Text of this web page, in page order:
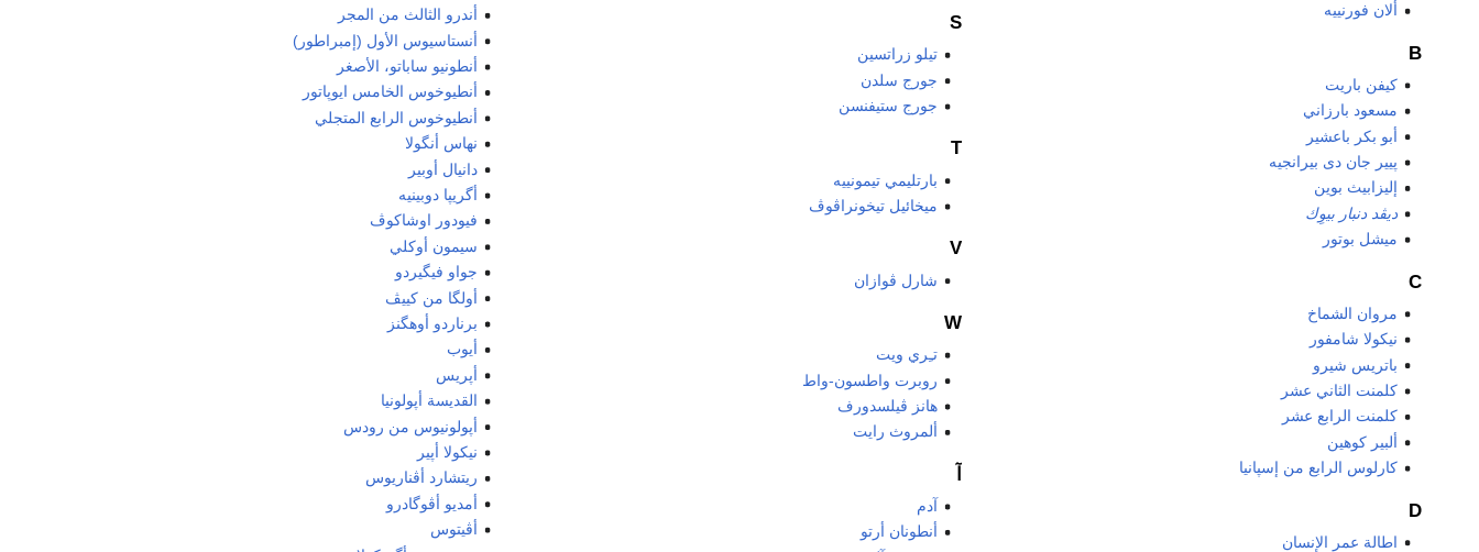
ألان فورنييه
B
كيفن باريت
مسعود بارزاني
أبو بكر باعشير
پيير جان دى بيرانجيه
إليزابيث بوين
ديڤد دنبار بيوِك
ميشل بوتور
C
مروان الشماخ
نيكولا شامفور
باتريس شيرو
كلمنت الثاني عشر
كلمنت الرابع عشر
ألبير كوهين
كارلوس الرابع من إسپانيا
D
اطالة عمر الإنسان
S
تيلو زراتسين
جورج سلدن
جورج ستيفنسن
T
بارتليمي تيمونييه
ميخائيل تيخونراڤوڤ
V
شارل ڤوازان
W
تـِري ويت
روبرت واطسون-واط
هانز ڤيلسدورف
ألمروث رايت
آدم
أنطونان أرتو
أندرو الثالث من المجر
أنستاسيوس الأول (إمبراطور)
أنطونيو ساباتو، الأصغر
أنطيوخوس الخامس ايوپاتور
أنطيوخوس الرابع المتجلي
نهاس أنگولا
دانيال أوبير
أگريپا دوبينيه
فيودور اوشاكوڤ
سيمون أوكلي
جواو فيگيردو
أولگا من كييڤ
برناردو أوهگنز
أيوب
أپريس
القديسة أپولونيا
أپولونيوس من رودس
نيكولا أپير
ريتشارد أڤناريوس
أمديو أڤوگادرو
أڤيتوس